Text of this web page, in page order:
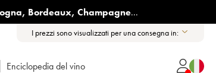
, Bordeaux, Champagne...
I prezzi sono visualizzati per una consegna in:
Enciclopedia del vino